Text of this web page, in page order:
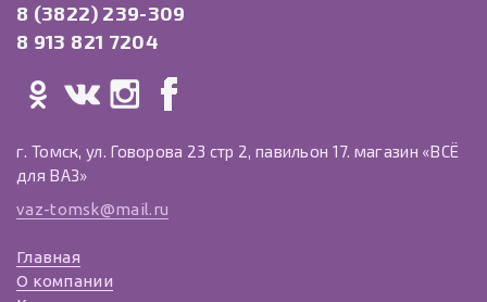
8 (3822) 239-309
8 913 821 7204
г. Томск, ул. Говорова 23 стр 2, павильон 17. магазин «ВСЁ
для ВАЗ»
vaz-tomsk@mail.ru
Главная
О компании